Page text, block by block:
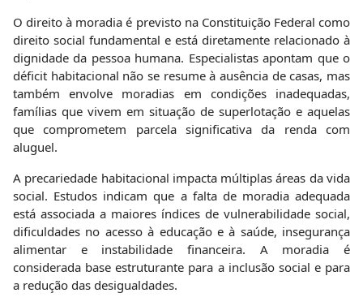
O direito à moradia é previsto na Constituição Federal como
direito social fundamental e está diretamente relacionado à
dignidade da pessoa humana. Especialistas apontam que o
déficit habitacional não se resume à ausência de casas, mas
também envolve moradias em condições inadequadas,
famílias que vivem em situação de superlotação e aquelas
que comprometem parcela significativa da renda com
aluguel.
A precariedade habitacional impacta múltiplas áreas da vida
social. Estudos indicam que a falta de moradia adequada
está associada a maiores índices de vulnerabilidade social,
dificuldades no acesso à educação e à saúde, insegurança
alimentar e instabilidade financeira. A moradia é
considerada base estruturante para a inclusão social e para
a redução das desigualdades.